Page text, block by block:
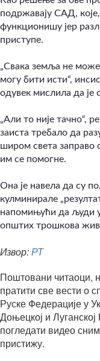
подржавају САД,
функционишу јер
приступе.
„Свака земља не
могу бити исти“,
одувек мислила да је
„Али то није тачно“,
заиста требало да
широм света заправо
им се помогне.
Она је навела да су
кулминирале
напомињући да људи у
општих трошкова
Извор:РТ
Поштовани читаоци,
пратити све вести о
Руске Федерације у
Доњецкој и
погледати видео
пристижу.